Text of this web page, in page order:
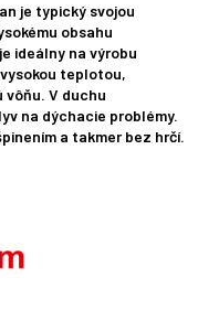
je typický svojou
obsahu
ideálny na výrobu
teplotou,
V duchu
na dýchacie problémy.
a takmer bez hrčí.